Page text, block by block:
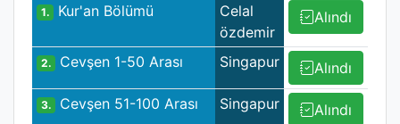
1. Kur'an Bölümü
Celal
özdemir
Alındı
2. Cevşen 1-50 Arası Singapur Alındı
3. Cevşen 51-100 Arası Singapur Alındı